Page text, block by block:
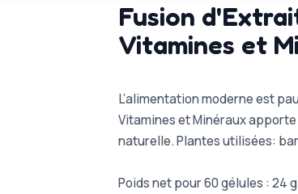
Fusion
Vitamines et
L’alimentation moderne est
Vitamines et Minéraux
naturelle. Plantes utilisées:
Poids net pour 60 gélules : 24 g